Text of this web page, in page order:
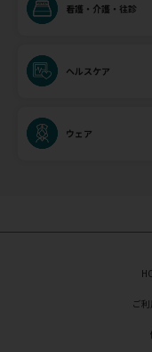
看護・介護・往診
ヘルスケア
ウェア
ご